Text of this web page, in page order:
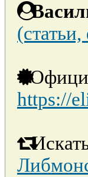
https://